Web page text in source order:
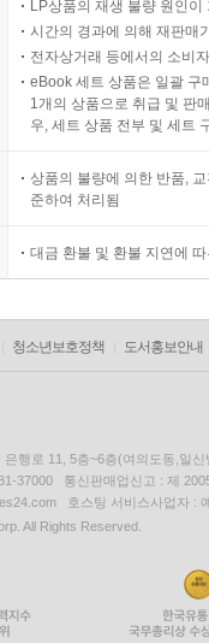
LP상품의 재생 불량 원인
시간의 경과에 의해 재판매
전자상거래 등에서의 소비
eBook 세트 상품은 일괄 구
1개의 상품으로 취급 및 판
우, 세트 상품 전부 및 세트
상품의 불량에 의한 반품,
준하여 처리됨
대금 환불 및 환불 지연에
청소년보호정책 도서홍보안내
은행로 11, 5층~6층(여의도동,일신
37000 통신판매업신고 : 제
호스팅 서비스사업자 :
All Rights Reserved.